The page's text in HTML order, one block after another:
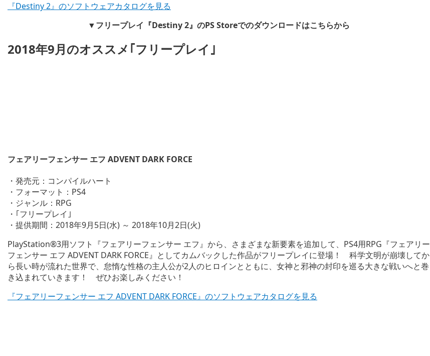
『Destiny 2』のソフトウェアカタログを見る
▼フリープレイ『Destiny 2』のPS Storeでのダウンロードはこちらから
2018年9月のオススメ｢フリープレイ｣
フェアリーフェンサー エフ ADVENT DARK FORCE
・発売元：コンパイルハート
・フォーマット：PS4
・ジャンル：RPG
・｢フリープレイ｣
・提供期間：2018年9月5日(水) ～ 2018年10月2日(火)
PlayStation®3用ソフト『フェアリーフェンサー エフ』から、さまざまな新要素を追加して、PS4用RPG『フェアリー
フェンサー エフ ADVENT DARK FORCE』としてカムバックした作品がフリープレイに登場！ 科学文明が崩壊してか
ら長い時が流れた世界で、怠惰な性格の主人公が2人のヒロインとともに、女神と邪神の封印を巡る大きな戦いへと巻
き込まれていきます！ ぜひお楽しみください！
『フェアリーフェンサー エフ ADVENT DARK FORCE』のソフトウェアカタログを見る